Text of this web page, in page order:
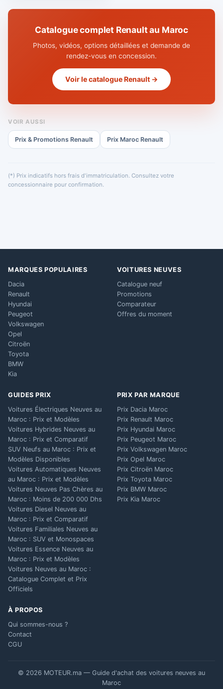
Catalogue complet Renault au Maroc
Photos, vidéos, options détaillées et demande de
rendez-vous en concession.
Voir le catalogue Renault →
VOIR AUSSI
Prix & Promotions Renault Prix Maroc Renault
(*) Prix indicatifs hors frais d'immatriculation. Consultez votre
concessionnaire pour confirmation.
MARQUES POPULAIRES
Dacia
Renault
Hyundai
Peugeot
Volkswagen
Opel
Citroën
Toyota
BMW
Kia
VOITURES NEUVES
Catalogue neuf
Promotions
Comparateur
Offres du moment
GUIDES PRIX
Voitures Électriques Neuves au
Maroc : Prix et Modèles
Voitures Hybrides Neuves au
Maroc : Prix et Comparatif
SUV Neufs au Maroc : Prix et
Modèles Disponibles
Voitures Automatiques Neuves
au Maroc : Prix et Modèles
Voitures Neuves Pas Chères au
Maroc : Moins de 200 000 Dhs
Voitures Diesel Neuves au
Maroc : Prix et Comparatif
Voitures Familiales Neuves au
Maroc : SUV et Monospaces
Voitures Essence Neuves au
Maroc : Prix et Modèles
Voitures Neuves au Maroc :
Catalogue Complet et Prix
Officiels
PRIX PAR MARQUE
Prix Dacia Maroc
Prix Renault Maroc
Prix Hyundai Maroc
Prix Peugeot Maroc
Prix Volkswagen Maroc
Prix Opel Maroc
Prix Citroën Maroc
Prix Toyota Maroc
Prix BMW Maroc
Prix Kia Maroc
À PROPOS
Qui sommes-nous ?
Contact
CGU
© 2026 MOTEUR.ma — Guide d'achat des voitures neuves au
Maroc